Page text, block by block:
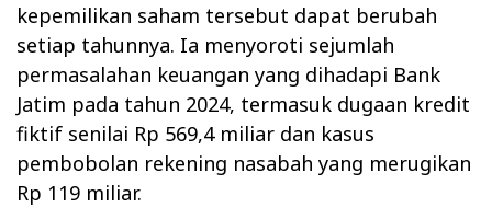
kepemilikan saham tersebut dapat berubah
setiap tahunnya. Ia menyoroti sejumlah
permasalahan keuangan yang dihadapi Bank
Jatim pada tahun 2024, termasuk dugaan kredit
fiktif senilai Rp 569,4 miliar dan kasus
pembobolan rekening nasabah yang merugikan
Rp 119 miliar.